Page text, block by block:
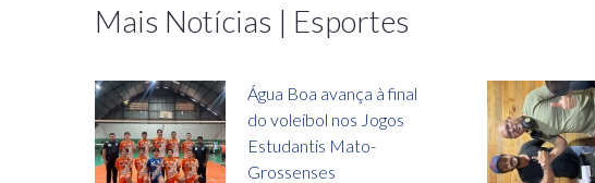
Mais Notícias | Esportes
Água Boa avança à final
do voleibol nos Jogos
Estudantis Mato-
Grossenses